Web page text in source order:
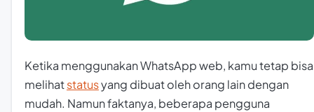
Ketika menggunakan WhatsApp web, kamu tetap bisa
melihatstatusyang dibuat oleh orang lain dengan
mudah. Namun faktanya, beberapa pengguna